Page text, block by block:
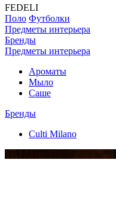
FEDELI
Поло Футболки
Предметы интерьера
Бренды
Предметы интерьера
Ароматы
Мыло
Саше
Бренды
Culti Milano